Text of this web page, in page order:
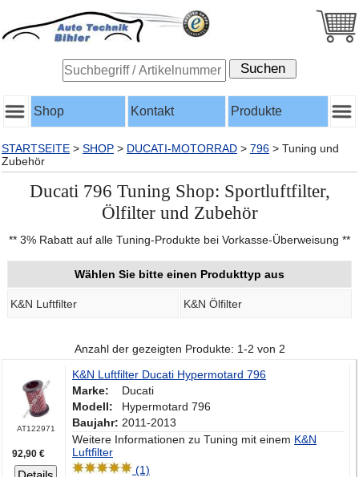
Shop Kontakt Produkte
STARTSEITE > SHOP > DUCATI-MOTORRAD > 796 > Tuning und
Zubehör
Ducati 796 Tuning Shop: Sportluftfilter,
Ölfilter und Zubehör
** 3% Rabatt auf alle Tuning-Produkte bei Vorkasse-Überweisung **
Wählen Sie bitte einen Produkttyp aus
K&N Luftfilter K&N Ölfilter
Anzahl der gezeigten Produkte: 1-2 von 2
AT122971
92,90 €
K&N Luftfilter Ducati Hypermotard 796
Marke:
Ducati
Modell:
Hypermotard 796
Baujahr: 2011-2013
Weitere Informationen zu Tuning mit einem K&N
Luftfilter
(1)